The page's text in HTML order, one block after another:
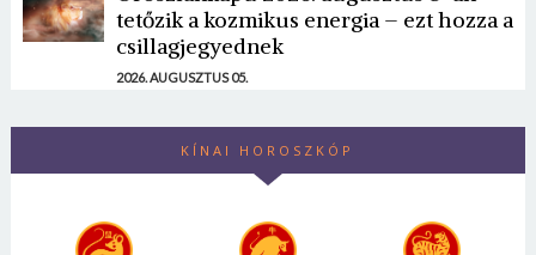
tetőzik a kozmikus energia – ezt hozza a
csillagjegyednek
2026. AUGUSZTUS 05.
KÍNAI HOROSZKÓP